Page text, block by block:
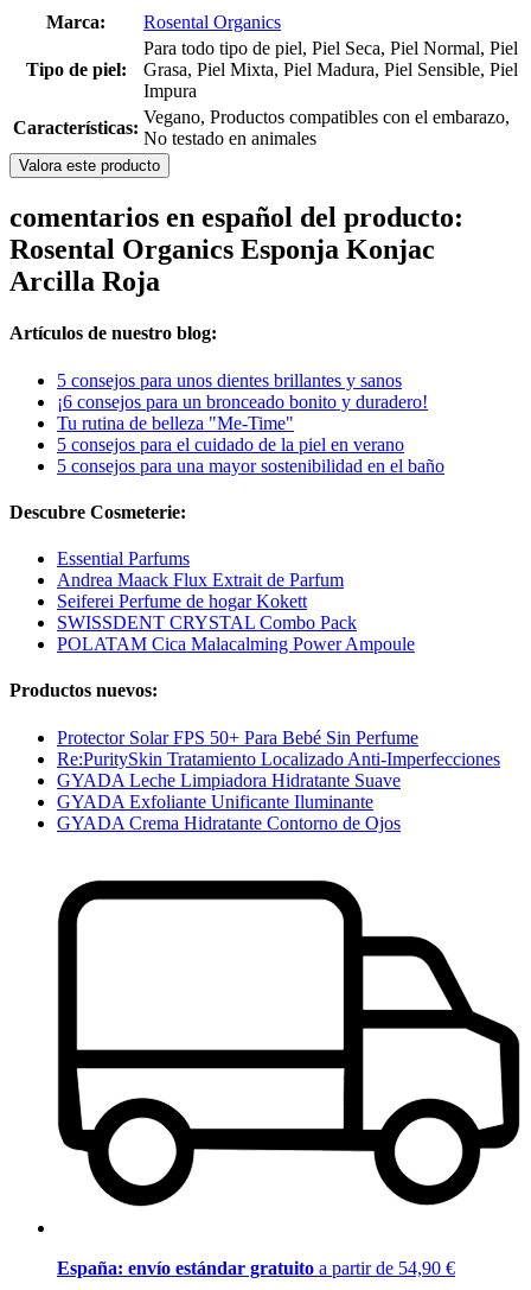
Marca: Rosental Organics
Tipo de piel:
Para todo tipo de piel, Piel Seca, Piel Normal, Piel
Grasa, Piel Mixta, Piel Madura, Piel Sensible, Piel
Impura
Características:
Vegano, Productos compatibles con el embarazo,
No testado en animales
Valora este producto
comentarios en español del producto:
Rosental Organics Esponja Konjac
Arcilla Roja
Artículos de nuestro blog:
5 consejos para unos dientes brillantes y sanos
¡6 consejos para un bronceado bonito y duradero!
Tu rutina de belleza "Me-Time"
5 consejos para el cuidado de la piel en verano
5 consejos para una mayor sostenibilidad en el baño
Descubre Cosmeterie:
Essential Parfums
Andrea Maack Flux Extrait de Parfum
Seiferei Perfume de hogar Kokett
SWISSDENT CRYSTAL Combo Pack
POLATAM Cica Malacalming Power Ampoule
Productos nuevos:
Protector Solar FPS 50+ Para Bebé Sin Perfume
Re:PuritySkin Tratamiento Localizado Anti-Imperfecciones
GYADA Leche Limpiadora Hidratante Suave
GYADA Exfoliante Unificante Iluminante
GYADA Crema Hidratante Contorno de Ojos
España: envío estándar gratuito a partir de 54,90 €